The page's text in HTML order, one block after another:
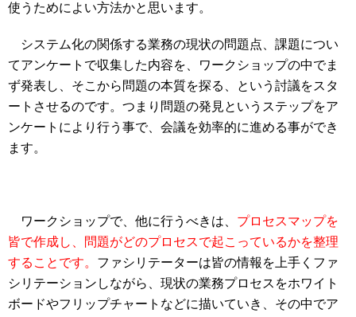
使うためによい方法かと思います。
システム化の関係する業務の現状の問題点、課題につい
てアンケートで収集した内容を、ワークショップの中でま
ず発表し、そこから問題の本質を探る、という討議をスタ
ートさせるのです。つまり問題の発見というステップをア
ンケートにより行う事で、会議を効率的に進める事ができ
ます。
ワークショップで、他に行うべきは、 プロセスマップを
皆で作成し、問題がどのプロセスで起こっているかを整理
することです。 ファシリテーターは皆の情報を上手くファ
シリテーションしながら、現状の業務プロセスをホワイト
ボードやフリップチャートなどに描いていき、その中でア